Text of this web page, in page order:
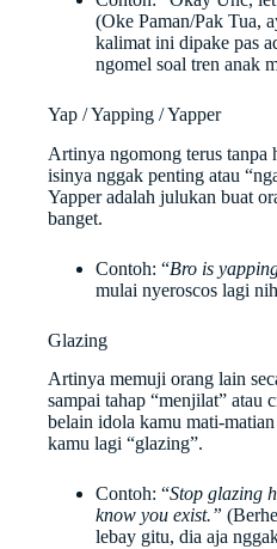
(Oke Paman/Pak Tua,
kalimat ini dipake pas
ngomel soal tren anak
Yap / Yapping / Yapper
Artinya ngomong terus tanpa
isinya nggak penting atau
Yapper adalah julukan buat
banget.
Contoh: “Bro is
mulai nyeroscos lagi
Glazing
Artinya memuji orang lain
sampai tahap “menjilat” atau
belain idola kamu mati-
kamu lagi “glazing”.
Contoh: “Stop glazing
know you exist.”
lebay gitu, dia aja